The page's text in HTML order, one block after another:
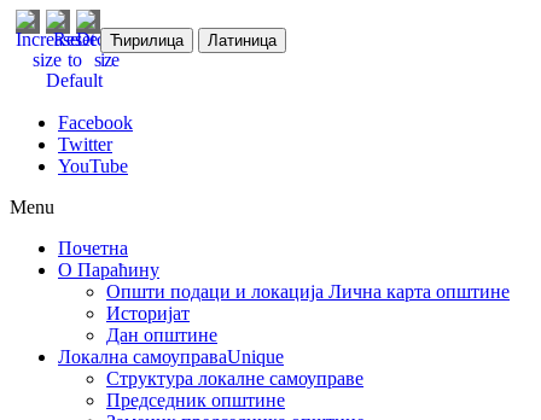
Ћирилица Латиница
Facebook
Twitter
YouTube
Menu
Почетна
О Параћину
Општи подаци и локација Лична карта општине
Историјат
Дан општине
Локална самоуправаUnique
Структура локалне самоуправе
Председник општине